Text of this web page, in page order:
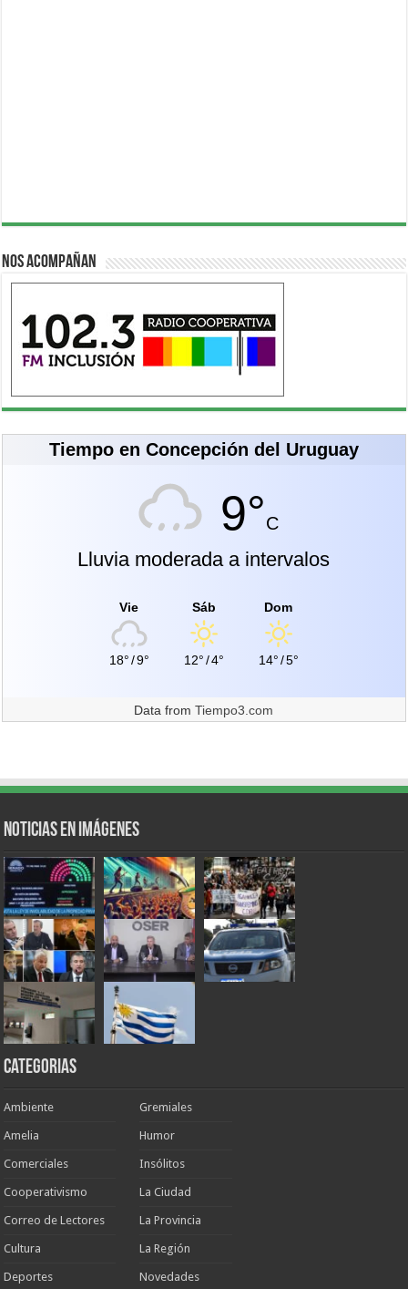
Nos acompañan
Tiempo en Concepción del Uruguay
9°C
Lluvia moderada a intervalos
Vie
18°/9°
Sáb
12°/4°
Dom
14°/5°
Data fromTiempo3.com
Noticias en Imágenes
Categorias
Ambiente
Amelia
Comerciales
Cooperativismo
Correo de Lectores
Cultura
Deportes
Gremiales
Humor
Insólitos
La Ciudad
La Provincia
La Región
Novedades